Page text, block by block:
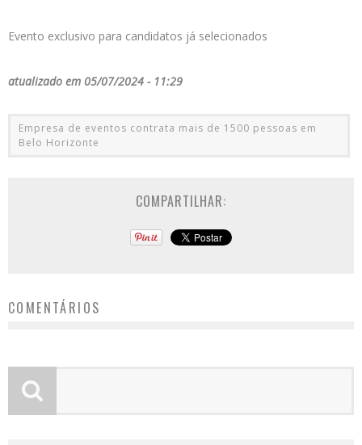
Evento exclusivo para candidatos já selecionados
atualizado em 05/07/2024 - 11:29
Empresa de eventos contrata mais de 1500 pessoas em
Belo Horizonte
COMPARTILHAR:
COMENTÁRIOS